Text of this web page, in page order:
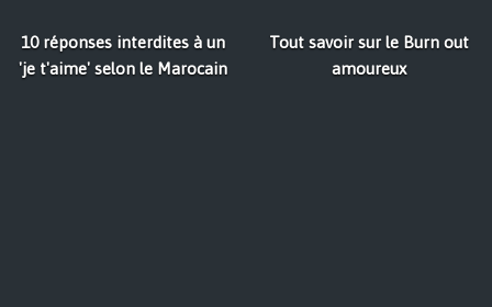
10 réponses interdites à un
'je t'aime' selon le Marocain
Tout savoir sur le Burn out
amoureux